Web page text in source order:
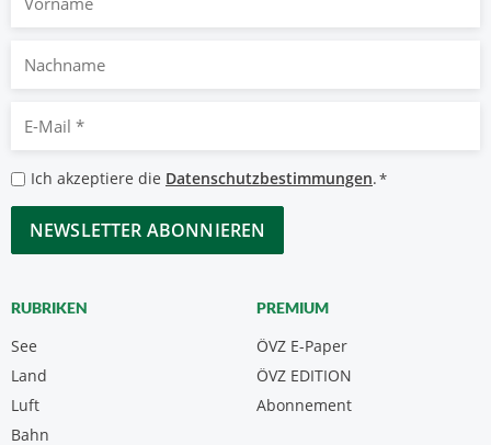
Nachname
Mail
*
Datenschutzbestimmungen
*
Ich akzeptiere die Datenschutzbestimmungen.*
CAPTCHA
RUBRIKEN
See
Land
Luft
Bahn
PREMIUM
ÖVZ E-Paper
Abonnement
ÖVZ EDITION